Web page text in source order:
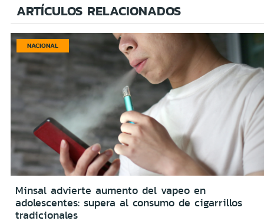
ARTÍCULOS RELACIONADOS
NACIONAL
Minsal advierte aumento del vapeo en
adolescentes: supera al consumo de cigarrillos
tradicionales